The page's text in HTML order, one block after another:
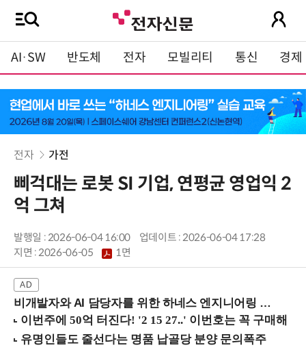
AI·SW 반도체 전자 모빌리티 통신 경제
전자 가전
삐걱대는 로봇 SI 기업, 연평균 영업익 2
억 그쳐
발행일 : 2026-06-04 16:00
업데이트 : 2026-06-04 17:28
지면 :2026-06-05 1면
비개발자와 AI 담당자를 위한 하네스 엔지니어링 입문과정 (8/20 신논현역)